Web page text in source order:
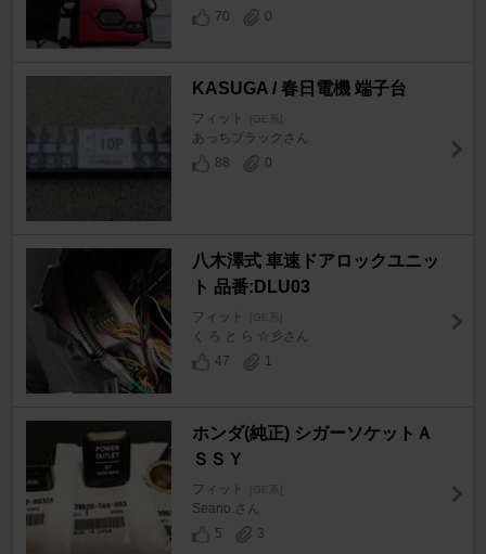
70 0
KASUGA / 春日電機 端子台
フィット [GE系]
あっちブラックさん
88
0
八木澤式 車速ドアロックユニッ
ト 品番:DLU03
フィット [GE系]
く ろ と ら ☆彡さん
47
1
ホンダ(純正) シガーソケットＡ
ＳＳＹ
フィット [GE系]
Seano.さん
5
3